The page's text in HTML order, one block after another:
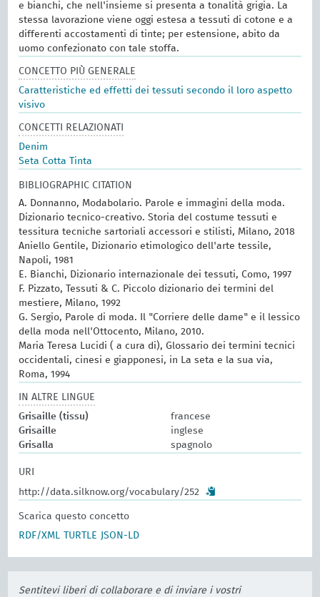
e bianchi, che nell'insieme si presenta a tonalità grigia. La
stessa lavorazione viene oggi estesa a tessuti di cotone e a
differenti accostamenti di tinte; per estensione, abito da
uomo confezionato con tale stoffa.
CONCETTO PIÙ GENERALE
Caratteristiche ed effetti dei tessuti secondo il loro aspetto
visivo
CONCETTI RELAZIONATI
Denim
Seta Cotta Tinta
BIBLIOGRAPHIC CITATION
A. Donnanno, Modabolario. Parole e immagini della moda.
Dizionario tecnico-creativo. Storia del costume tessuti e
tessitura tecniche sartoriali accessori e stilisti, Milano, 2018
Aniello Gentile, Dizionario etimologico dell'arte tessile,
Napoli, 1981
E. Bianchi, Dizionario internazionale dei tessuti, Como, 1997
F. Pizzato, Tessuti & C. Piccolo dizionario dei termini del
mestiere, Milano, 1992
G. Sergio, Parole di moda. Il "Corriere delle dame" e il lessico
della moda nell'Ottocento, Milano, 2010.
Maria Teresa Lucidi ( a cura di), Glossario dei termini tecnici
occidentali, cinesi e giapponesi, in La seta e la sua via,
Roma, 1994
IN ALTRE LINGUE
Grisaille (tissu)
francese
Grisaille
inglese
Grisalla
spagnolo
URI
http://data.silknow.org/vocabulary/252
Scarica questo concetto
RDF/XML
TURTLE JSON-LD
Sentitevi liberi di collaborare e di inviare i vostri